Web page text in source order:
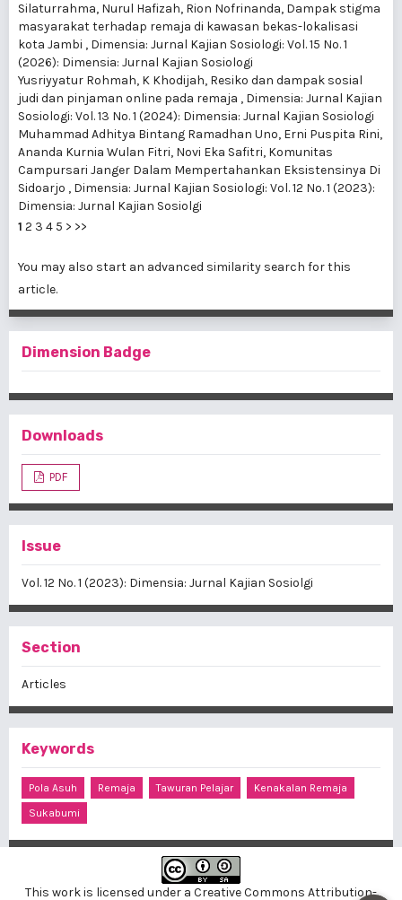
Silaturrahma, Nurul Hafizah, Rion Nofrinanda, Dampak stigma
masyarakat terhadap remaja di kawasan bekas-lokalisasi
kota Jambi , Dimensia: Jurnal Kajian Sosiologi: Vol. 15 No. 1
(2026): Dimensia: Jurnal Kajian Sosiologi
Yusriyyatur Rohmah, K Khodijah, Resiko dan dampak sosial
judi dan pinjaman online pada remaja , Dimensia: Jurnal Kajian
Sosiologi: Vol. 13 No. 1 (2024): Dimensia: Jurnal Kajian Sosiologi
Muhammad Adhitya Bintang Ramadhan Uno, Erni Puspita Rini,
Ananda Kurnia Wulan Fitri, Novi Eka Safitri, Komunitas
Campursari Janger Dalam Mempertahankan Eksistensinya Di
Sidoarjo , Dimensia: Jurnal Kajian Sosiologi: Vol. 12 No. 1 (2023):
Dimensia: Jurnal Kajian Sosiolgi
1 2 3 4 5 > >>
You may also start an advanced similarity search for this
article.
Dimension Badge
Downloads
PDF
Issue
Vol. 12 No. 1 (2023): Dimensia: Jurnal Kajian Sosiolgi
Section
Articles
Keywords
Pola Asuh Remaja Tawuran Pelajar
Kenakalan Remaja
Sukabumi
This work is licensed under a Creative Commons Attribution-